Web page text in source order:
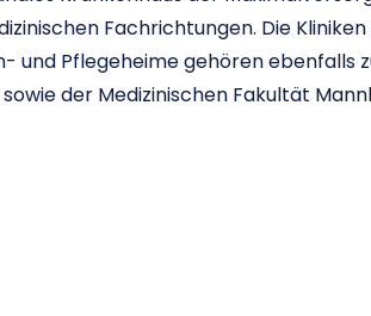
Fachrichtungen. Die
und Pflegeheime gehören ebenfalls
der Medizinischen Fakultät